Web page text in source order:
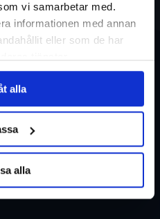
vi samarbetar med.
informationen med annan
eller som de har
alla
alla
Boka och res tryggt med
EverTrek
Grupp & Konferens
Kontakta oss